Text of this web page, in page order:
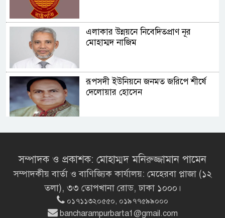
এলাকার উন্নয়নে নিবেদিতপ্রাণ নূর
মোহাম্মদ নাজিম
রূপসদী ইউনিয়নে জনমত জরিপে শীর্ষে
দেলোয়ার হোসেন
সংসদ ভবনের এলডি হলে প্রধানমন্ত্রীর
মির্জা ফখরুলই হচ্ছেন বঙ্গভবনের নতুন
বাসিন্দা!
সম্পাদক ও প্রকাশক: মোহাম্মদ মনিরুজ্জামান পামেন
সম্পাদকীয় বার্তা ও বাণিজ্যিক কার্যালয়: মেহেরবা প্লাজা (১২
তলা), ৩৩ তোপখানা রোড, ঢাকা ১০০০।
০১৭১১৩২০৫৫০, ০১৯৭৭৫৯৯০০০
bancharampurbarta1@gmail.com